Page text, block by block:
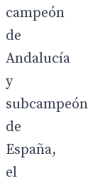
campeón
de
Andalucía
y
subcampeón
de
España,
el